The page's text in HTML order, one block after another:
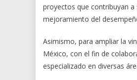
proyectos que contribuyan
mejoramiento del
Asimismo, para ampliar la
México, con el fin de
especializado en diversas